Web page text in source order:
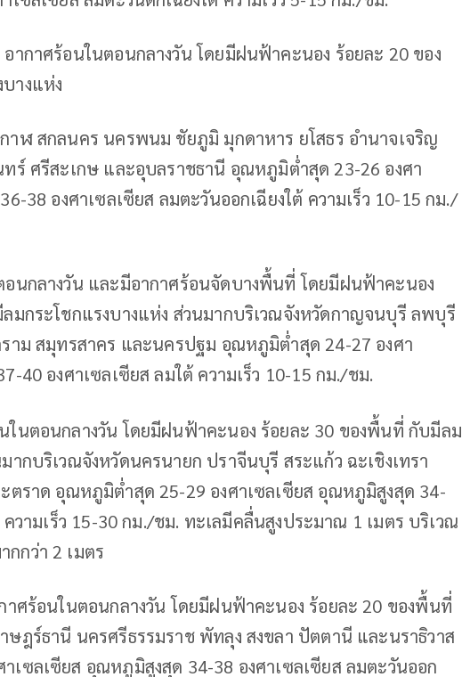
ากาศร้อนในตอนกลางวัน โดยมีฝนฟ้าคะนอง ร้อยละ 20 ของ
างแห่ง
าฬ สกลนคร นครพนม ชัยภูมิ มุกดาหาร ยโสธร อำนาจเจริญ
ร์ ศรีสะเกษ และอุบลราชธานี อุณหภูมิต่ำสุด 23-26 องศา
38 องศาเซลเซียส ลมตะวันออกเฉียงใต้ ความเร็ว 10-15 กม./
อนกลางวัน และมีอากาศร้อนจัดบางพื้นที่ โดยมีฝนฟ้าคะนอง
มกระโชกแรงบางแห่ง ส่วนมากบริเวณจังหวัดกาญจนบุรี ลพบุรี
าม สมุทรสาคร และนครปฐม อุณหภูมิต่ำสุด 24-27 องศา
40 องศาเซลเซียส ลมใต้ ความเร็ว 10-15 กม./ชม.
ในตอนกลางวัน โดยมีฝนฟ้าคะนอง ร้อยละ 30 ของพื้นที่ กับมีลม
ากบริเวณจังหวัดนครนายก ปราจีนบุรี สระแก้ว ฉะเชิงเทรา
ตราด อุณหภูมิต่ำสุด 25-29 องศาเซลเซียส อุณหภูมิสูงสุด 34-
วามเร็ว 15-30 กม./ชม. ทะเลมีคลื่นสูงประมาณ 1 เมตร บริเวณ
กว่า 2 เมตร
าศร้อนในตอนกลางวัน โดยมีฝนฟ้าคะนอง ร้อยละ 20 ของพื้นที่
ษฎร์ธานี นครศรีธรรมราช พัทลุง สงขลา ปัตตานี และนราธิวาส
เซลเซียส อุณหภูมิสูงสุด 34-38 องศาเซลเซียส ลมตะวันออก